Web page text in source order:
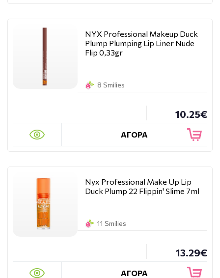
NYX Professional Makeup Duck
Plump Plumping Lip Liner Nude
Flip 0,33gr
8 Smilies
10.25€
ΑΓΟΡΑ
Nyx Professional Make Up Lip
Duck Plump 22 Flippin' Slime 7ml
11 Smilies
13.29€
ΑΓΟΡΑ